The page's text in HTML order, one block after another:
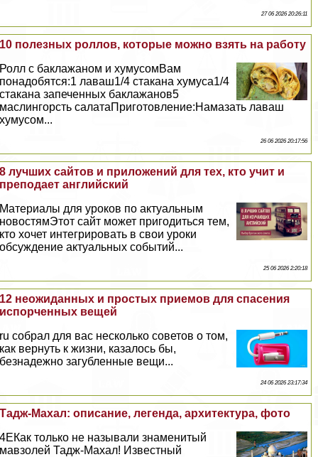
27 06 2026 20:26:11
10 полезных роллов, которые можно взять на работу
Ролл с баклажаном и хумусомВам
понадобятся:1 лаваш1/4 стакана хумуса1/4
стакана запеченных баклажанов5
маслингорсть салатаПриготовление:Намазать лаваш
хумусом...
26 06 2026 20:17:56
8 лучших сайтов и приложений для тех, кто учит и
преподает английский
Материалы для уроков по актуальным
новостямЭтот сайт может пригодиться тем,
кто хочет интегрировать в свои уроки
обсуждение актуальных событий...
25 06 2026 2:20:18
12 неожиданных и простых приемов для спасения
испорченных вещей
ru собрал для вас несколько советов о том,
как вернуть к жизни, казалось бы,
безнадежно загубленные вещи...
24 06 2026 23:17:34
Тадж-Махал: описание, легенда, архитектура, фото
4EКак только не называли знаменитый
мавзолей Тадж-Махал! Известный